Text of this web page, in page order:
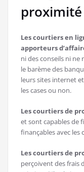
proximité
Les courtiers en
apporteurs
ni des conseils ni
le barème des
leurs sites internet
les cases ou non.
Les courtiers de
et sont capables de
finançables avec les
Les courtiers de
perçoivent des frais